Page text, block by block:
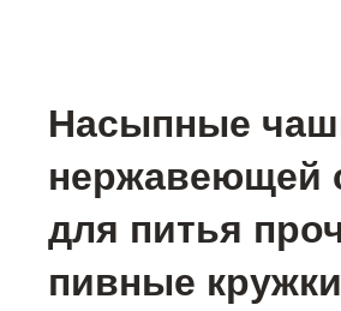
Насыпные
нержавеющей
для питья
пивные